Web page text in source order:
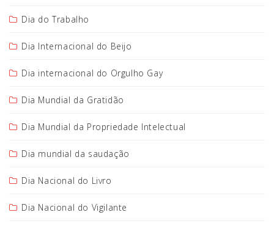
Dia do Trabalho
Dia Internacional do Beijo
Dia internacional do Orgulho Gay
Dia Mundial da Gratidão
Dia Mundial da Propriedade Intelectual
Dia mundial da saudação
Dia Nacional do Livro
Dia Nacional do Vigilante